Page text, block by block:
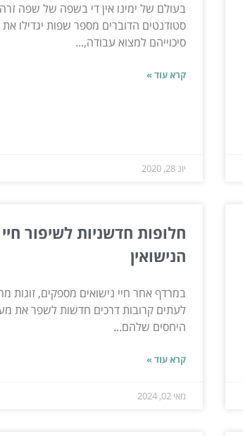
בעולם של ימינו אין די בשפה של שפה
סטודנטים הדוברים מספר שפות יגדילו את
סיכוייהם למצוא עבודה,...
קרא עוד »
יונ 28, 2020
חלופות חדשניות לשיפור חיי
הנישואין
במרדף אחר חיי נישואים מספקים, זוגות
לעתים קרובות דרכים חדשות לשפר את
היחסים שלהם...
קרא עוד »
מאי 02, 2024